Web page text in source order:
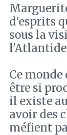
d'esprits
sous la
l'Atlantide
Ce
être si
il existe
avoir des
méfient